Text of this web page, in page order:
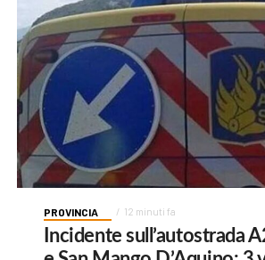
PROVINCIA 12 minuti fa
Incidente sull’autostrada